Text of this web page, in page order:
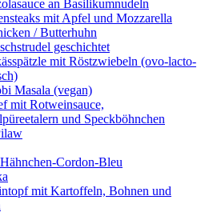
an Basilikumnudeln
mit Apfel und Mozzarella
/ Butterhuhn
geschichtet
mit Röstzwiebeln (ovo-lacto-
Masala (vegan)
mit Rotweinsauce,
und Speckböhnchen
Cordon-Bleu
mit Kartoffeln, Bohnen und